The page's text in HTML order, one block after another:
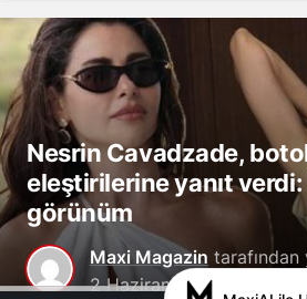
Nesrin Cavadzade,
eleştirilerine yanıt verdi:
görünüm
Maxi Magazin tarafından
2 Haziran 2026, 23:12